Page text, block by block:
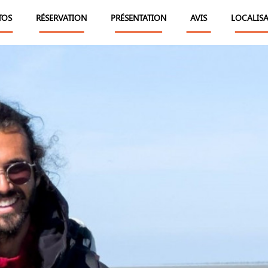
RÉSERVATION PRÉSENTATION AVIS